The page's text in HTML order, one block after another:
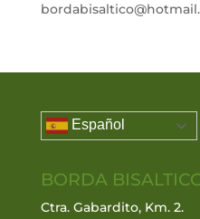
Español
BORDA
Ctra. Gabardito, Km. 2.